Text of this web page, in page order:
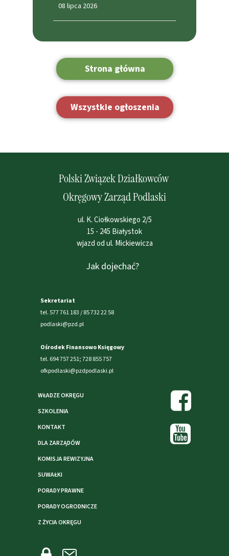
08 lipca 2026
Wszystkie ogłoszenia
Strona główna
Jak dojechać?
Polski Związek Działkowców
Okręgowy Zarząd Podlaski
ul. K. Ciołkowskiego 2/5
15 - 245 Białystok
wjazd od ul. Mickiewicza
Sekretariat
tel. 577 761 183 / 85 732 22 58
podlaski@pzd.pl
Ośrodek Finansowo Księgowy
tel. 694 757 251; 728 855 757
ofkpodlaski@pzdpodlaski.pl
WŁADZE OKRĘGU
SZKOLENIA
KONTAKT
DLA ZARZĄDÓW
KOMISJA REWIZYJNA
SUWAŁKI
PORADY PRAWNE
PORADY OGRODNICZE
Z ŻYCIA OKRĘGU